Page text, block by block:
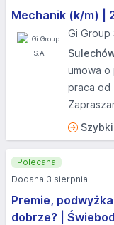
Mechanik (k/m) |
Gi Group
umowa o
praca od
Premie,
dobrze? |
Polecana
Dodana 3 sierpnia